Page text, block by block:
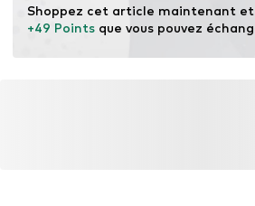
+49 Points que vous pouvez